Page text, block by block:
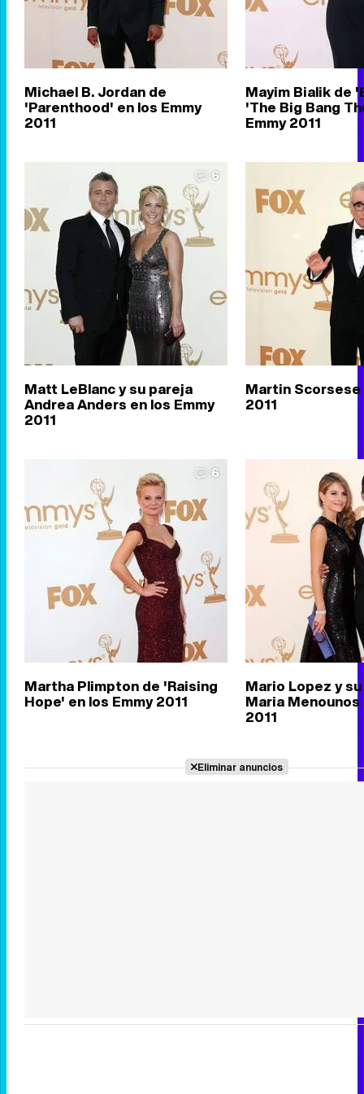
Michael B. Jordan de
'Parenthood' en los Emmy
2011
Mayim Bialik de
'The Big Bang
Emmy 2011
6
Matt LeBlanc y su pareja
Andrea Anders en los Emmy
2011
Martin Scorsese
2011
6
Martha Plimpton de 'Raising
Hope' en los Emmy 2011
Mario Lopez y
Maria Menounos
2011
Eliminar anuncios